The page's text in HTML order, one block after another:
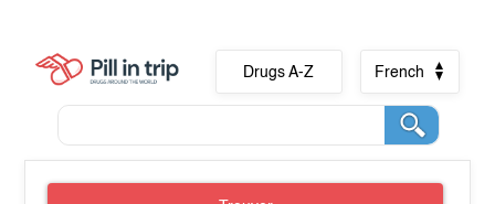
Drugs A-Z French